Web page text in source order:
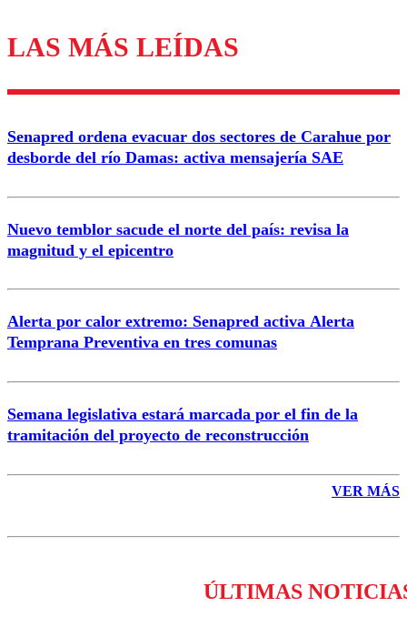
Los comentarios son moderados para garantizar un
diálogo respetuoso.
Correo
LAS MÁS LEÍDAS
Senapred ordena evacuar dos sectores de Carahue por
desborde del río Damas: activa mensajería SAE
Nuevo temblor sacude el norte del país: revisa la
magnitud y el epicentro
Alerta por calor extremo: Senapred activa Alerta
Temprana Preventiva en tres comunas
Semana legislativa estará marcada por el fin de la
tramitación del proyecto de reconstrucción
VER MÁS
ÚLTIMAS